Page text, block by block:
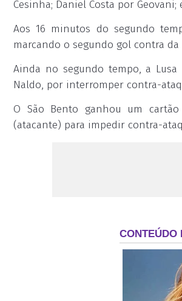
Cesinha; Daniel Costa por Geovani;
Aos 16 minutos do segundo
marcando o segundo gol contra da
Ainda no segundo tempo, a
Naldo, por interromper contra-
O São Bento ganhou um
(atacante) para impedir contra-